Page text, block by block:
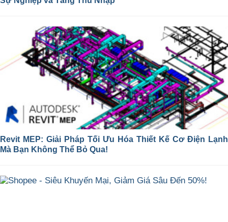
Revit MEP: Giải Pháp Tối Ưu Hóa Thiết Kế Cơ Điện Lạnh
Mà Bạn Không Thể Bỏ Qua!